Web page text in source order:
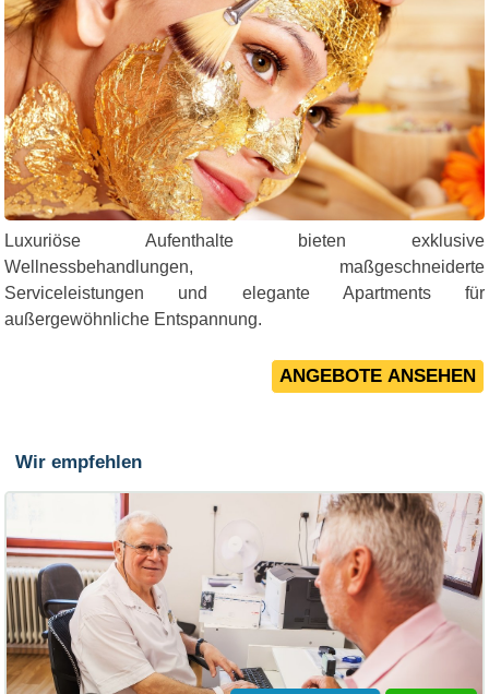
Luxuriöse Aufenthalte bieten exklusive
Wellnessbehandlungen, maßgeschneiderte
Serviceleistungen und elegante Apartments für
außergewöhnliche Entspannung.
Wir empfehlen